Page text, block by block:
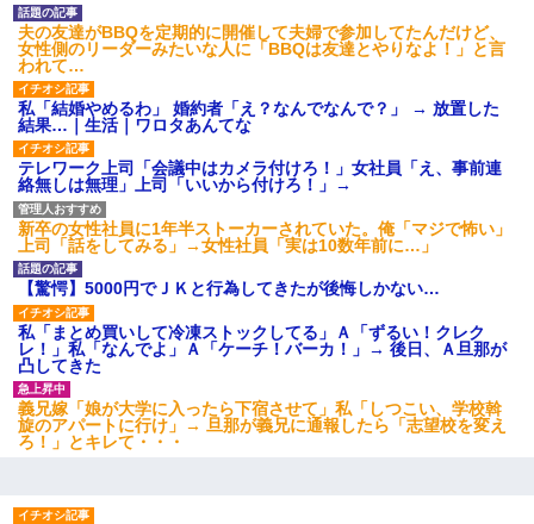
夫の友達がBBQを定期的に開催して夫婦で参加してたんだけど、
女性側のリーダーみたいな人に「BBQは友達とやりなよ！」と言
われて…
私「結婚やめるわ」 婚約者「え？なんでなんで？」 → 放置した
結果…｜生活｜ワロタあんてな
テレワーク上司「会議中はカメラ付けろ！」女社員「え、事前連
絡無しは無理」上司「いいから付けろ！」→
新卒の女性社員に1年半ストーカーされていた。俺「マジで怖い」
上司「話をしてみる」→女性社員「実は10数年前に…」
【驚愕】5000円でＪＫと行為してきたが後悔しかない…
私「まとめ買いして冷凍ストックしてる」Ａ「ずるい！クレク
レ！」私「なんでよ」Ａ「ケーチ！バーカ！」→ 後日、Ａ旦那が
凸してきた
義兄嫁「娘が大学に入ったら下宿させて」私「しつこい、学校斡
旋のアパートに行け」→ 旦那が義兄に通報したら「志望校を変え
ろ！」とキレて・・・